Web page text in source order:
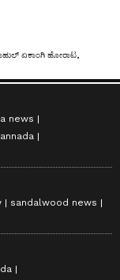
news
sandalwood news